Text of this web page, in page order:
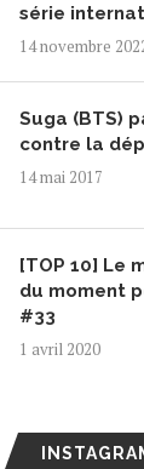
série
14 novembre
Suga (BTS)
contre la
14 mai 2017
[TOP 10] Le
du moment
#33
1 avril 2020